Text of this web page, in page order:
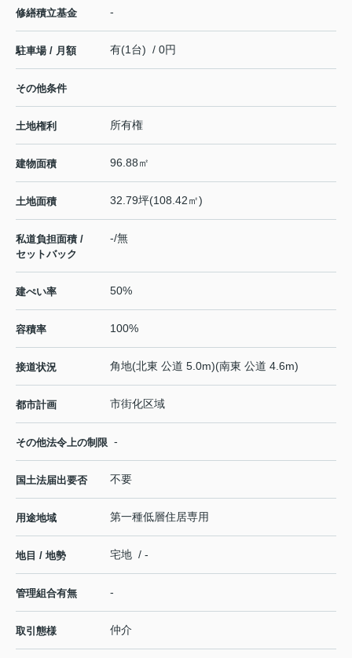
修繕積立基金 -
駐車場 / 月額 有(1台) / 0円
その他条件
土地権利 所有権
建物面積 96.88㎡
土地面積 32.79坪(108.42㎡)
私道負担面積 /
セットバック
-/無
建ぺい率 50%
容積率 100%
接道状況 角地(北東 公道 5.0m)(南東 公道 4.6m)
都市計画 市街化区域
その他法令上の制限 -
国土法届出要否 不要
用途地域 第一種低層住居専用
地目 / 地勢 宅地 / -
管理組合有無 -
取引態様 仲介